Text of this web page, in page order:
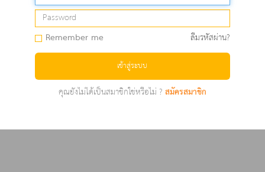
Remember me ลืมรหัสผ่าน?
เข้าสู่ระบบ
คุณยังไม่ได้เป็นสมาชิกใช่หรือไม่ ?สมัครสมาชิก